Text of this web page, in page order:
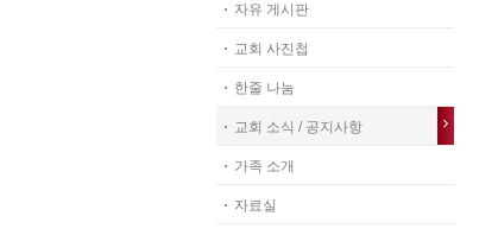
자유 게시판
교회 사진첩
한줄 나눔
교회 소식 / 공지사항
가족 소개
자료실